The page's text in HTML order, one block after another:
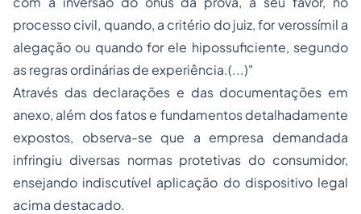
processocivil, quando, a critério do juiz, for verossímil a
alegação ou quando for ele hipossuficiente, segundo
as regras ordinárias de experiência.(...)"
Através das declarações e das documentações em
anexo, além dos fatos e fundamentos detalhadamente
expostos, observa-se que a empresa demandada
infringiu diversas normas protetivas do consumidor,
ensejando indiscutível aplicação do dispositivo legal
acima destacado.